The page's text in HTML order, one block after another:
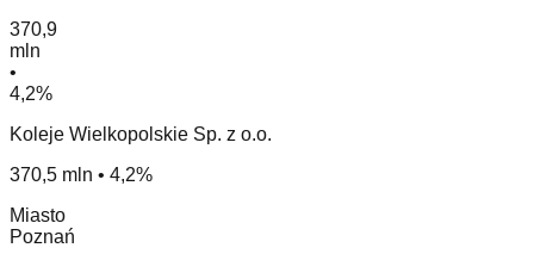
370,9
mln
•
4,2%
Koleje Wielkopolskie Sp. z o.o.
370,5 mln • 4,2%
Miasto
Poznań